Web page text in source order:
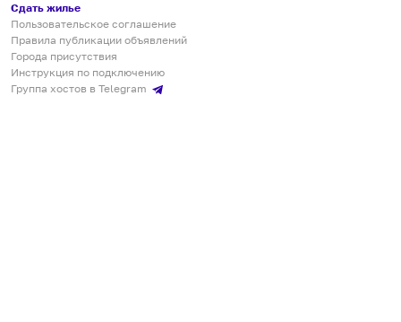
Сдать жилье
Пользовательское соглашение
Правила публикации объявлений
Города присутствия
Инструкция по подключению
Группа хостов в Telegram